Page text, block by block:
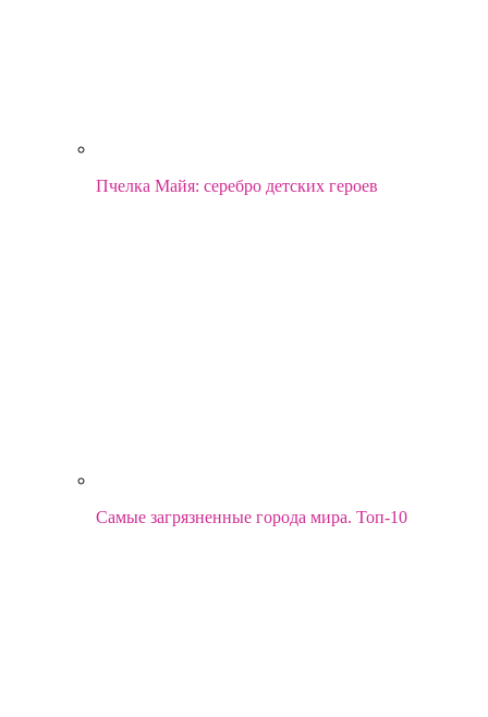
Пчелка Майя: серебро детских героев
Самые загрязненные города мира. Топ-10